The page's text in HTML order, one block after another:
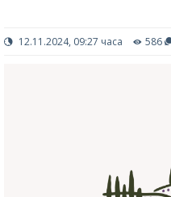
12.11.2024, 09:27 часа 586